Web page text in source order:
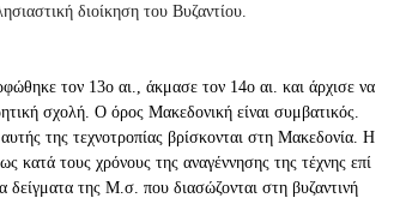
διοίκηση του Βυζαντί­ου.
τον 13o αι., άκμασε τον 14o αι. και άρχισε να
σχολή. Ο όρος Μακεδονική είναι συμβατικός.
της τεχνοτροπίας βρίσκονται στη Μακεδονία. Η
κατά τους χρόνους της αναγέννησης της τέχνης επί
της Μ.σ. που διασώζονται στη βυζαντινή